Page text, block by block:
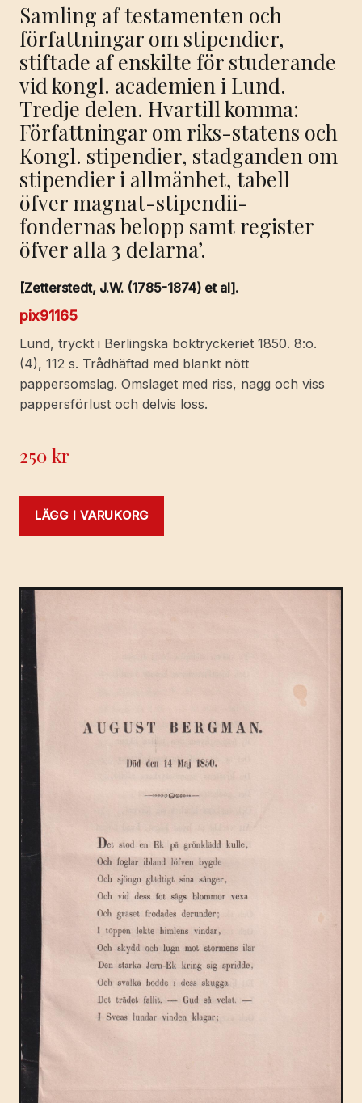
Samling af testamenten och
författningar om stipendier,
stiftade af enskilte för studerande
vid kongl. academien i Lund.
Tredje delen. Hvartill komma:
Författningar om riks-statens och
Kongl. stipendier, stadganden om
stipendier i allmänhet, tabell
öfver magnat-stipendii-
fondernas belopp samt register
öfver alla 3 delarna’.
[Zetterstedt, J.W. (1785-1874) et al].
pix91165
Lund, tryckt i Berlingska boktryckeriet 1850. 8:o.
(4), 112 s. Trådhäftad med blankt nött
pappersomslag. Omslaget med riss, nagg och viss
pappersförlust och delvis loss.
250kr
LÄGG I VARUKORG